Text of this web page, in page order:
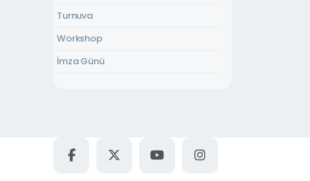
Gazipaşa Kültür Evi
Turnuva
Workshop
İmza Günü
Çocuk Atölyesi